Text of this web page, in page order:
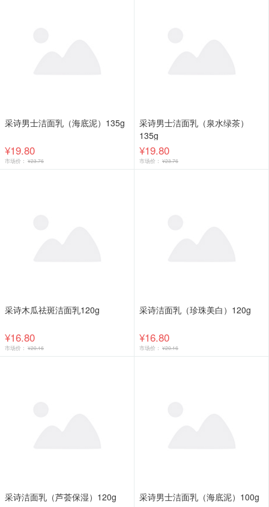
采诗男士洁面乳（海底泥）135g
¥19.80
市场价： ¥23.76
采诗男士洁面乳（泉水绿茶）
135g
¥19.80
市场价： ¥23.76
采诗木瓜祛斑洁面乳120g
¥16.80
市场价： ¥20.16
采诗洁面乳（珍珠美白）120g
¥16.80
市场价： ¥20.16
采诗洁面乳（芦荟保湿）120g 采诗男士洁面乳（海底泥）100g